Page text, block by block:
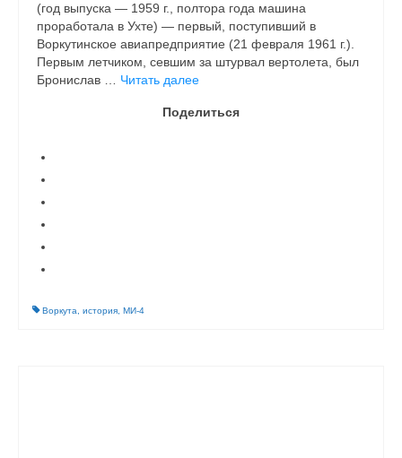
(год выпуска — 1959 г., полтора года машина
проработала в Ухте) — первый, поступивший в
Воркутинское авиа­предприятие (21 февраля 1961 г.).
Первым летчиком, севшим за штурвал вертолета, был
Бронислав … Читать далее
Поделиться
Воркута история МИ-4